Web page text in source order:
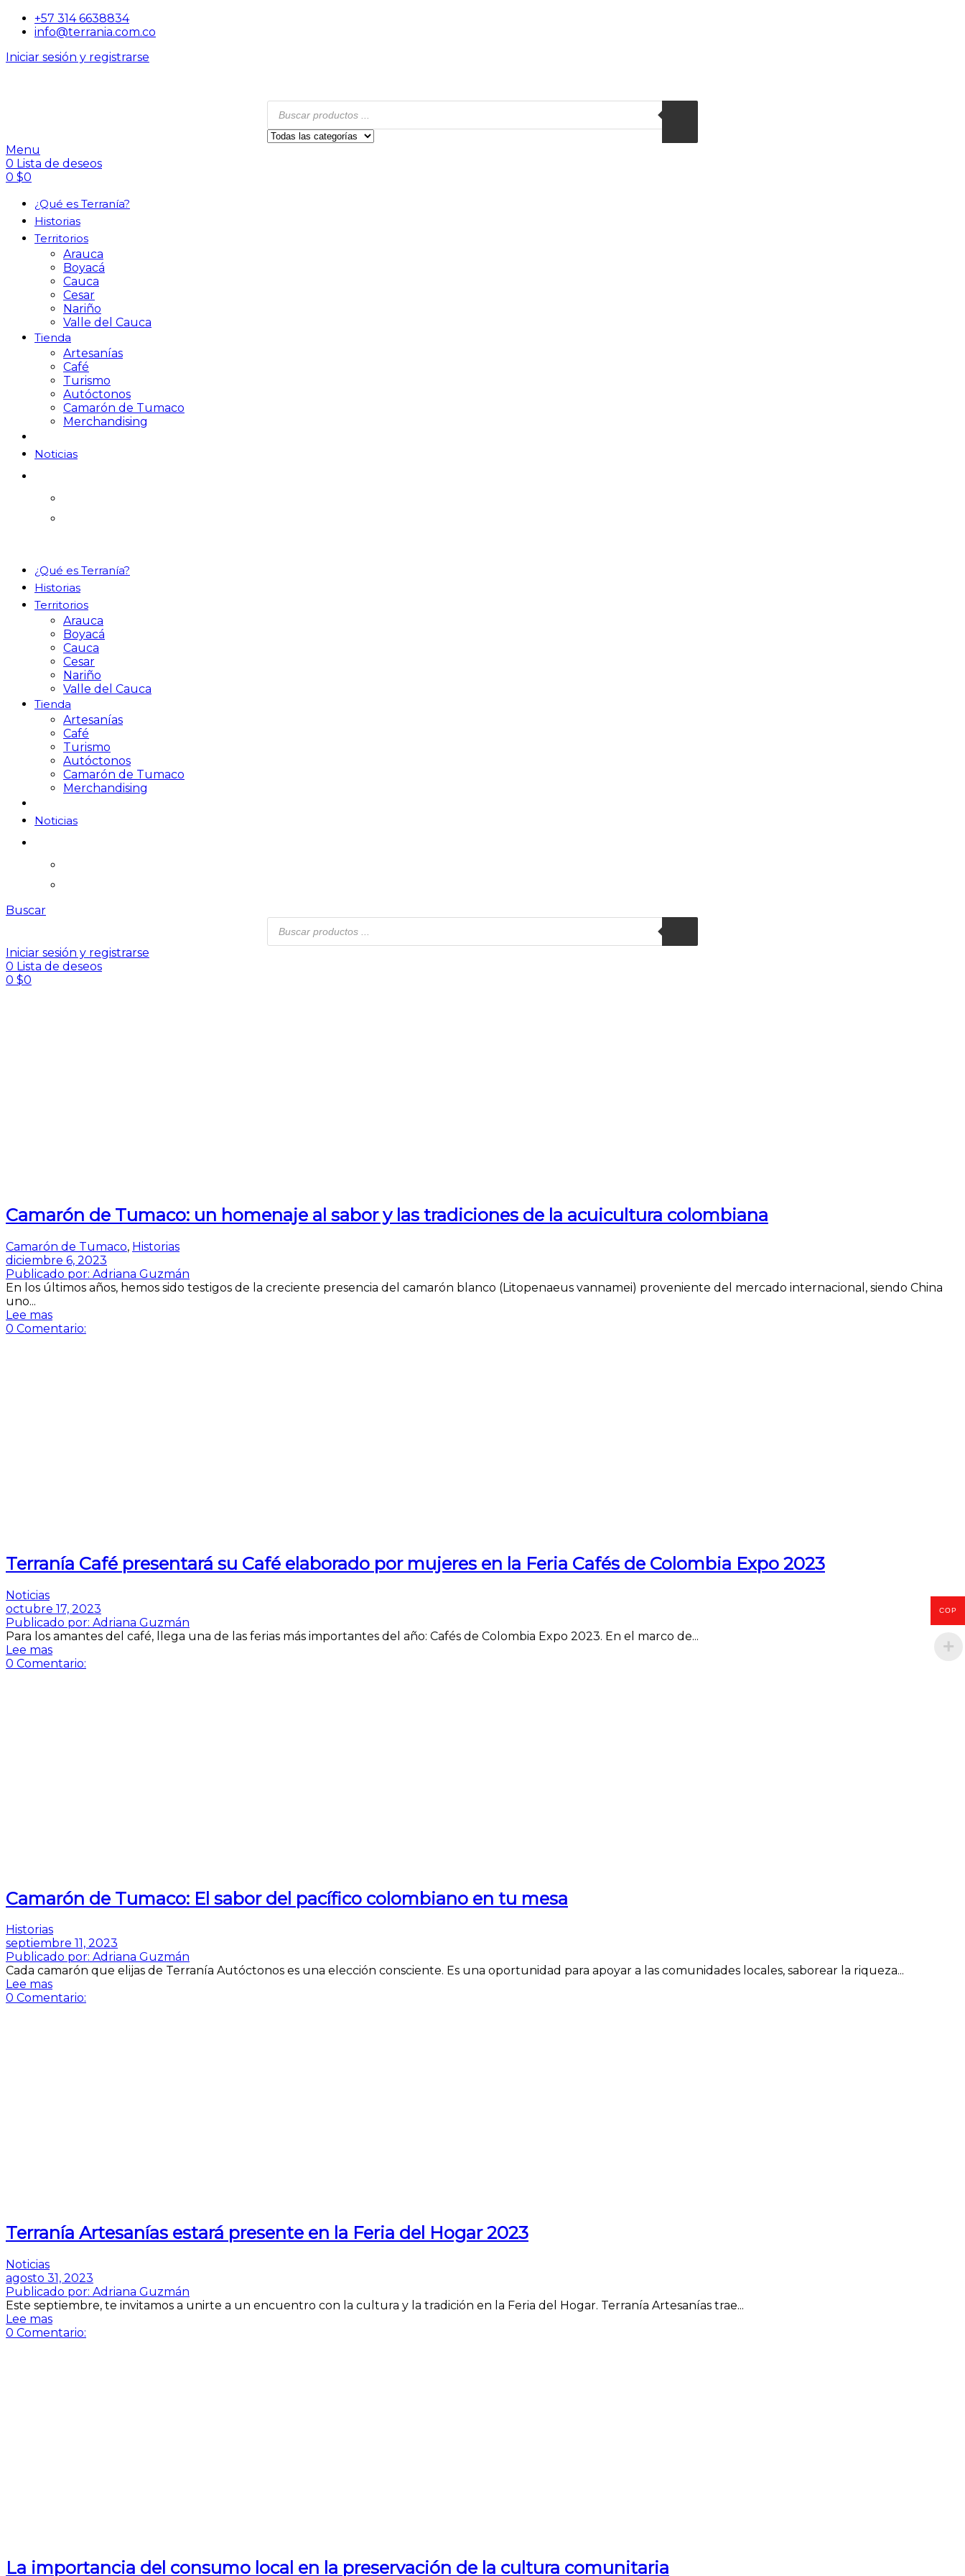
+57 314 6638834
info@terrania.com.co
Iniciar sesión y registrarse
Menu
0 Lista de deseos
0 $0
¿Qué es Terranía?
Historias
Territorios
Arauca
Boyacá
Cauca
Cesar
Nariño
Valle del Cauca
Tienda
Artesanías
Café
Turismo
Autóctonos
Camarón de Tumaco
Merchandising
Noticias
¿Qué es Terranía?
Historias
Territorios
Arauca
Boyacá
Cauca
Cesar
Nariño
Valle del Cauca
Tienda
Artesanías
Café
Turismo
Autóctonos
Camarón de Tumaco
Merchandising
Noticias
Buscar
Iniciar sesión y registrarse
0 Lista de deseos
0 $0
Camarón de Tumaco: un homenaje al sabor y las tradiciones de la acuicultura colombiana
Camarón de Tumaco, Historias
diciembre 6, 2023
Publicado por: Adriana Guzmán
En los últimos años, hemos sido testigos de la creciente presencia del camarón blanco (Litopenaeus vannamei) proveniente del mercado internacional, siendo China
uno...
Lee mas
0 Comentario:
Terranía Café presentará su Café elaborado por mujeres en la Feria Cafés de Colombia Expo 2023
Noticias
octubre 17, 2023
Publicado por: Adriana Guzmán
Para los amantes del café, llega una de las ferias más importantes del año: Cafés de Colombia Expo 2023. En el marco de...
Lee mas
0 Comentario:
Camarón de Tumaco: El sabor del pacífico colombiano en tu mesa
Historias
septiembre 11, 2023
Publicado por: Adriana Guzmán
Cada camarón que elijas de Terranía Autóctonos es una elección consciente. Es una oportunidad para apoyar a las comunidades locales, saborear la riqueza...
Lee mas
0 Comentario:
Terranía Artesanías estará presente en la Feria del Hogar 2023
Noticias
agosto 31, 2023
Publicado por: Adriana Guzmán
Este septiembre, te invitamos a unirte a un encuentro con la cultura y la tradición en la Feria del Hogar. Terranía Artesanías trae...
Lee mas
0 Comentario:
La importancia del consumo local en la preservación de la cultura comunitaria
COP